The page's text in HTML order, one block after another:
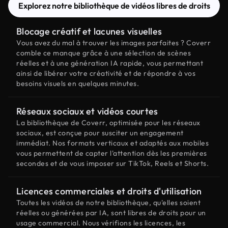
Explorez notre bibliothèque de vidéos libres de droits
Blocage créatif et lacunes visuelles
Vous avez du mal à trouver les images parfaites ? Coverr
comble ce manque grâce à une sélection de scènes
réelles et à une génération IA rapide, vous permettant
ainsi de libérer votre créativité et de répondre à vos
besoins visuels en quelques minutes.
Réseaux sociaux et vidéos courtes
La bibliothèque de Coverr, optimisée pour les réseaux
sociaux, est conçue pour susciter un engagement
immédiat. Nos formats verticaux et adaptés aux mobiles
vous permettent de capter l'attention dès les premières
secondes et de vous imposer sur TikTok, Reels et Shorts.
Licences commerciales et droits d'utilisation
Toutes les vidéos de notre bibliothèque, qu'elles soient
réelles ou générées par IA, sont libres de droits pour un
usage commercial. Nous vérifions les licences, les